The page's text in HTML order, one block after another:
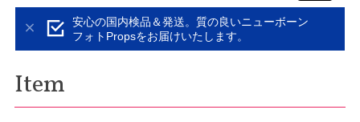
安心の国内検品＆発送。質の良いニューボーン
フォトPropsをお届けいたします。
Item